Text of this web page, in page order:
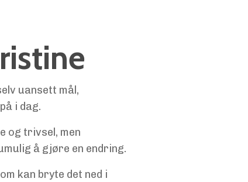
uansett mål,
i dag.
og trivsel, men
å gjøre en endring.
kan bryte det ned i